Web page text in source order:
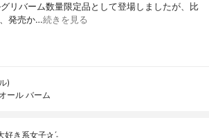
リバーム数量限定品として登場しましたが、比
発売か…続きを見る
)
ール バーム
好き系女子✰ˊ˗